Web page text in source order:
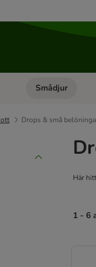
menu: HundOpen category
Smådjur
Drops & små
Här
1 - 6